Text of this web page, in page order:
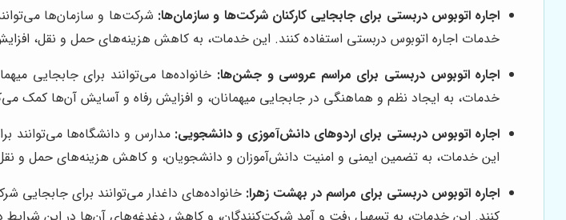
اجاره اتوبوس دربستی برای جابجایی کارکنان شرکت‌ها و سازمان‌ها: شرکت‌ها و سازمان‌ها
خدمات اجاره اتوبوس دربستی استفاده کنند. این خدمات، به کاهش هزینه‌های حمل و نقل،
اجاره اتوبوس دربستی برای مراسم عروسی و جشن‌ها: خانواده‌ها می‌توانند برای جابجایی
خدمات، به ایجاد نظم و هماهنگی در جابجایی میهمانان، و افزایش رفاه و آسایش آن‌ها کمک
اجاره اتوبوس دربستی برای اردوهای دانش‌آموزی و دانشجویی: مدارس و دانشگاه‌ها می‌توانند
این خدمات، به تضمین ایمنی و امنیت دانش‌آموزان و دانشجویان، و کاهش هزینه‌های حمل و
اجاره اتوبوس دربستی برای مراسم در بهشت زهرا: خانواده‌های داغدار می‌توانند برای جابجایی